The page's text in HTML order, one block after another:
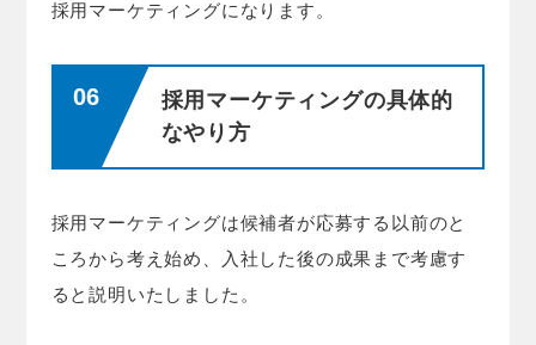
採用マーケティングになります。
採用マーケティングの具体的
なやり方
採用マーケティングは候補者が応募する以前のと
ころから考え始め、入社した後の成果まで考慮す
ると説明いたしました。